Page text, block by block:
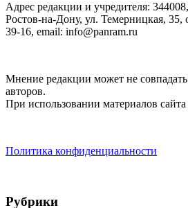
Адрес редакции и учредителя:
Ростов-на-Дону, ул. Темерницкая, 35,
39-16, email: info@panram.ru
Мнение редакции может не
авторов.
При использовании материалов сайта
Политика конфиденциальности
Рубрики